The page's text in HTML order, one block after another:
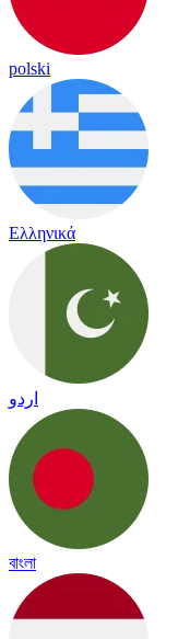
polski
Ελληνικά
اردو
বাংলা